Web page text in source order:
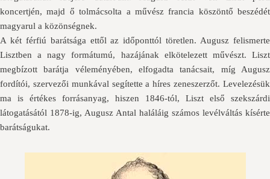
koncertjén, majd ő tolmácsolta a művész francia köszöntő beszédét
magyarul a közönségnek.
A két férfiú barátsága ettől az időponttól töretlen. Augusz felismerte
Lisztben a nagy formátumú, hazájának elkötelezett művészt. Liszt
megbízott barátja véleményében, elfogadta tanácsait, míg Augusz
fordítói, szervezői munkával segítette a híres zeneszerzőt. Levelezésük
ma is értékes forrásanyag, hiszen 1846-tól, Liszt első szekszárdi
látogatásától 1878-ig, Augusz Antal haláláig számos levélváltás kísérte
barátságukat.